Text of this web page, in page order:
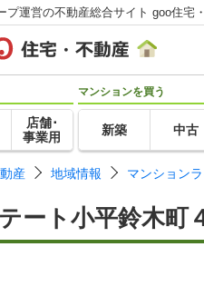
プ運営の不動産総合サイト goo住宅
店舗･
事業用
マンションを買う
新築 中古
産 地域情報 マンション
ート小平鈴木町